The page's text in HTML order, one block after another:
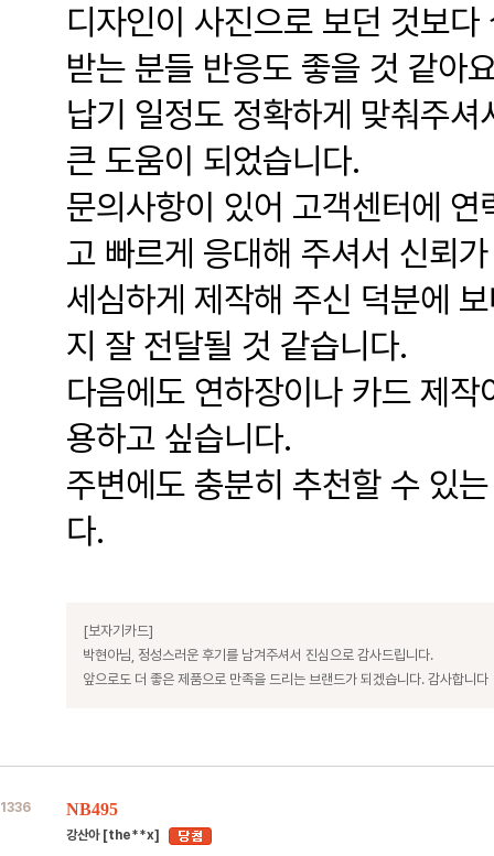
디자인이 사진으로 보던 것보
받는 분들 반응도 좋을 것 같아
납기 일정도 정확하게 맞춰주
큰 도움이 되었습니다.
문의사항이 있어 고객센터에 연
고 빠르게 응대해 주셔서 신뢰
세심하게 제작해 주신 덕분에
지 잘 전달될 것 같습니다.
다음에도 연하장이나 카드 제
용하고 싶습니다.
주변에도 충분히 추천할 수 있
다.
[보자기카드]
박현아님, 정성스러운 후기를 남겨주셔서 진심으로 감사드립니다.
앞으로도 더 좋은 제품으로 만족을 드리는 브랜드가 되겠습니다. 감사합니다
1336 NB495
강산아 [the**x]